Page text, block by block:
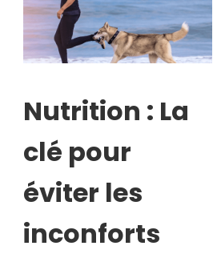
Nutrition : La
clé pour
éviter les
inconforts